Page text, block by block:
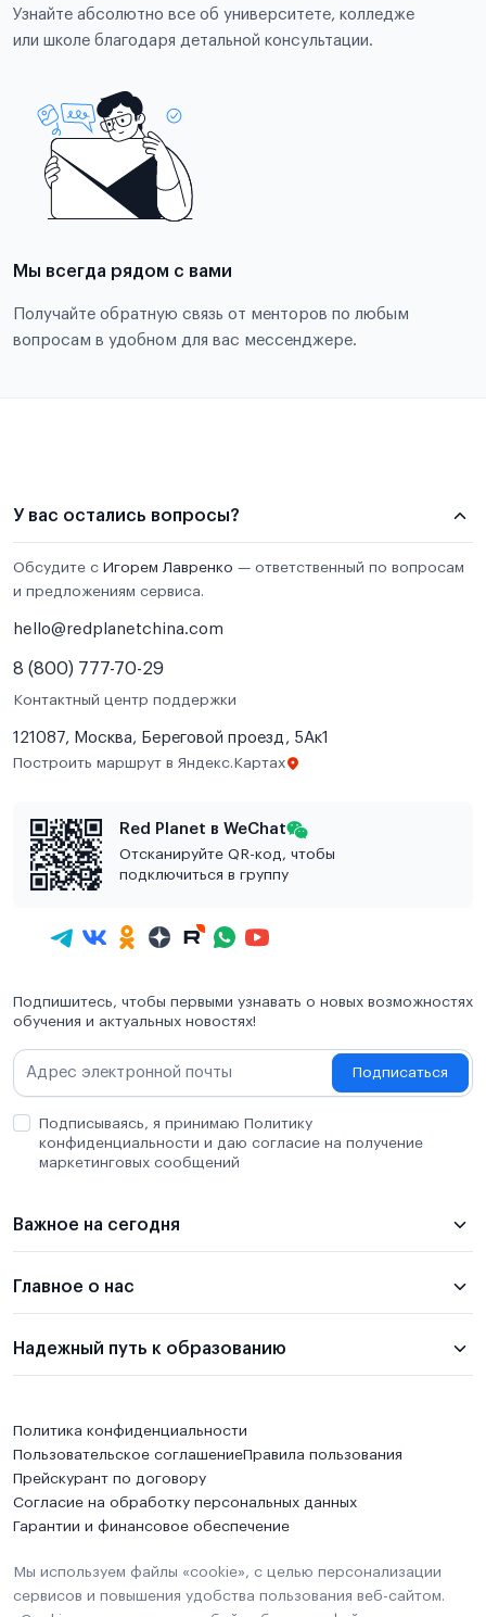
Узнайте абсолютно все об университете, колледже
или школе благодаря детальной консультации.
Мы всегда рядом с вами
Получайте обратную связь от менторов по любым
вопросам в удобном для вас мессенджере.
У вас остались вопросы?
Обсудите с Игорем Лавренко — ответственный по вопросам
и предложениям сервиса.
hello@redplanetchina.com
8 (800) 777-70-29
Контактный центр поддержки
121087, Москва, Береговой проезд, 5Ак1
Построить маршрут в Яндекс.Картах
Red Planet в WeChat
Отсканируйте QR-код, чтобы
подключиться в группу
Подпишитесь, чтобы первыми узнавать о новых возможностях
обучения и актуальных новостях!
Подписаться
Подписываясь, я принимаю Политику
конфиденциальности и даю согласие на получение
маркетинговых сообщений
Важное на сегодня
Главное о нас
Надежный путь к образованию
Политика конфиденциальности
Пользовательское соглашениеПравила пользования
Прейскурант по договору
Согласие на обработку персональных данных
Гарантии и финансовое обеспечение
Мы используем файлы «cookie», с целью персонализации
сервисов и повышения удобства пользования веб-сайтом.